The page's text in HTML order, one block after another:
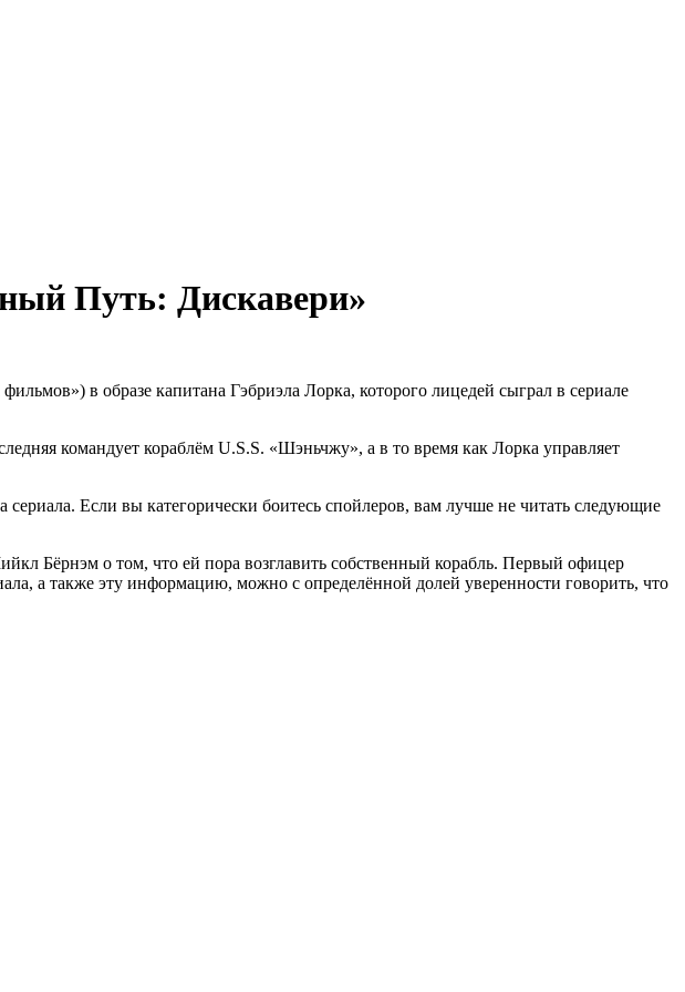
Путь: Дискавери»
в образе капитана Гэбриэла Лорка, которого лицедей сыграл в сериале
командует кораблём U.S.S. «Шэньчжу», а в то время как Лорка управляет
Если вы категорически боитесь спойлеров, вам лучше не читать следующие
Бёрнэм о том, что ей пора возглавить собственный корабль. Первый офицер
а также эту информацию, можно с определённой долей уверенности говорить, что